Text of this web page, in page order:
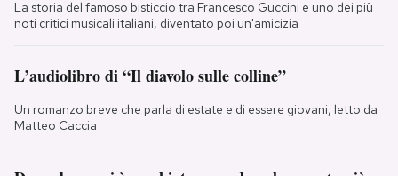
La storia del famoso bisticcio tra Francesco Guccini e uno dei più
noti critici musicali italiani, diventato poi un'amicizia
L’audiolibro di “Il diavolo sulle colline”
Un romanzo breve che parla di estate e di essere giovani, letto da
Matteo Caccia